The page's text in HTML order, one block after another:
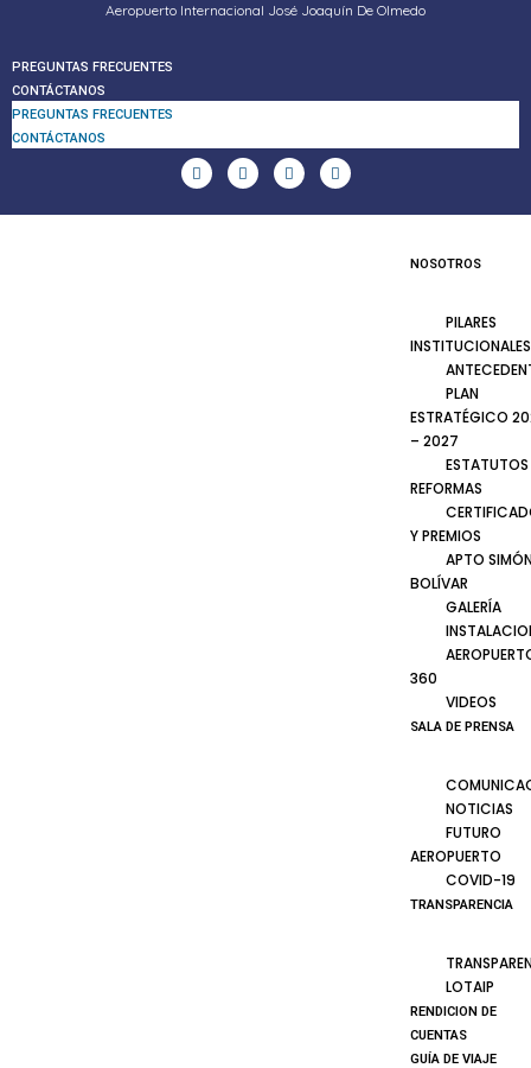
Aeropuerto Internacional José Joaquín De Olmedo
PREGUNTAS FRECUENTES
CONTÁCTANOS
PREGUNTAS FRECUENTES
CONTÁCTANOS
NOSOTROS
PILARES
INSTITUCIONALES
PLAN
ESTRATÉGICO
– 2027
ESTATUTOS
REFORMAS
Y PREMIOS
APTO
BOLÍVAR
GALERÍA
360
VIDEOS
SALA DE PRENSA
NOTICIAS
FUTURO
AEROPUERTO
COVID-19
TRANSPARENCIA
LOTAIP
RENDICION DE
CUENTAS
GUÍA DE VIAJE